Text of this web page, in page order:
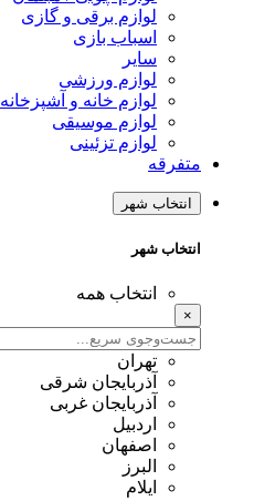
لوازم برقی و گازی
اسباب بازی
سایر
لوازم ورزشی
لوازم خانه و آشپزخانه
لوازم موسیقی
لوازم تزئینی
متفرقه
انتخاب شهر
انتخاب شهر
انتخاب همه
×
تهران
آذربایجان شرقی
آذربایجان غربی
اردبیل
اصفهان
البرز
ایلام